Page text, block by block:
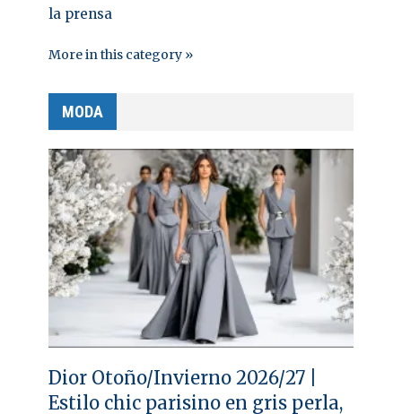
la prensa
More in this category »
MODA
Dior Otoño/Invierno 2026/27 |
Estilo chic parisino en gris perla,